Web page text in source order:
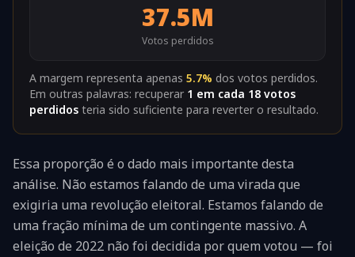
37.5M
Votos perdidos
A margem representa apenas 5.7% dos votos perdidos.
Em outras palavras: recuperar 1 em cada 18 votos
perdidos teria sido suficiente para reverter o resultado.
Essa proporção é o dado mais importante desta
análise. Não estamos falando de uma virada que
exigiria uma revolução eleitoral. Estamos falando de
uma fração mínima de um contingente massivo. A
eleição de 2022 não foi decidida por quem votou — foi